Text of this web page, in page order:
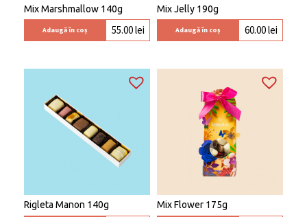
Mix Marshmallow 140g
Adaugă în coș 55.00lei
Mix Jelly 190g
Adaugă în coș 60.00lei
Rigleta Manon 140g Mix Flower 175g